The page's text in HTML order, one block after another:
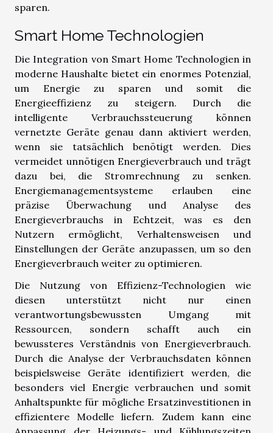
sparen.
Smart Home Technologien
Die Integration von Smart Home Technologien in
moderne Haushalte bietet ein enormes Potenzial,
um Energie zu sparen und somit die
Energieeffizienz zu steigern. Durch die
intelligente Verbrauchssteuerung können
vernetzte Geräte genau dann aktiviert werden,
wenn sie tatsächlich benötigt werden. Dies
vermeidet unnötigen Energieverbrauch und trägt
dazu bei, die Stromrechnung zu senken.
Energiemanagementsysteme erlauben eine
präzise Überwachung und Analyse des
Energieverbrauchs in Echtzeit, was es den
Nutzern ermöglicht, Verhaltensweisen und
Einstellungen der Geräte anzupassen, um so den
Energieverbrauch weiter zu optimieren.
Die Nutzung von Effizienz-Technologien wie
diesen unterstützt nicht nur einen
verantwortungsbewussten Umgang mit
Ressourcen, sondern schafft auch ein
bewussteres Verständnis von Energieverbrauch.
Durch die Analyse der Verbrauchsdaten können
beispielsweise Geräte identifiziert werden, die
besonders viel Energie verbrauchen und somit
Anhaltspunkte für mögliche Ersatzinvestitionen in
effizientere Modelle liefern. Zudem kann eine